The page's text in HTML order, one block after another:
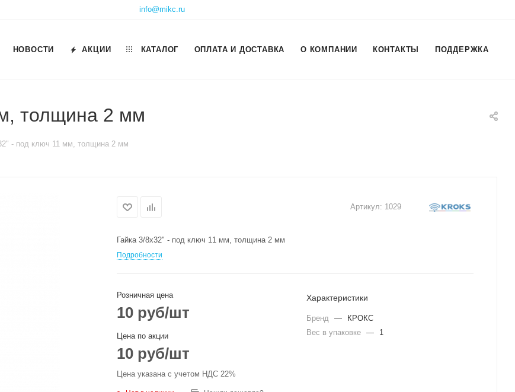
info@mikc.ru
НОВОСТИ АКЦИИ КАТАЛОГ ОПЛАТА И ДОСТАВКА О КОМПАНИИ КОНТАКТЫ ПОДДЕРЖКА
толщина 2 мм
- под ключ 11 мм, толщина 2 мм
Артикул: 1029
Гайка 3/8х32" - под ключ 11 мм, толщина 2 мм
Подробности
Розничная цена
10 руб/шт
Цена по акции
10 руб/шт
Цена указана с учетом НДС 22%
Характеристики
Бренд —
КРОКС
Вес в упаковке — 1